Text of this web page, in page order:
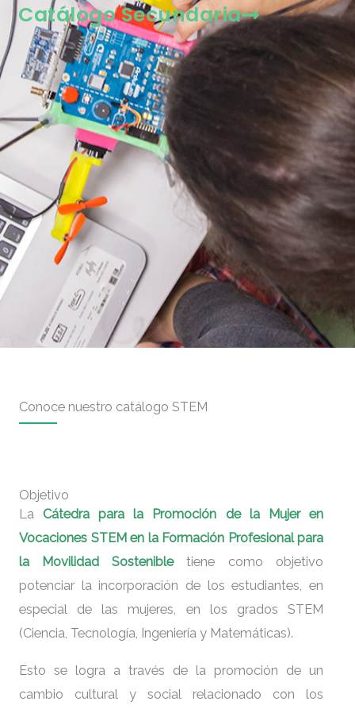
Catálogo Secundaria
Conoce nuestro catálogo STEM
Objetivo
La Cátedra para la Promoción de la Mujer en
Vocaciones STEM en la Formación Profesional para
la Movilidad Sostenibletiene como objetivo
potenciar la incorporación de los estudiantes, en
especial de las mujeres, en los grados STEM
(Ciencia, Tecnología, Ingeniería y Matemáticas).
Esto se logra a través de la promoción de un
cambio cultural y social relacionado con los